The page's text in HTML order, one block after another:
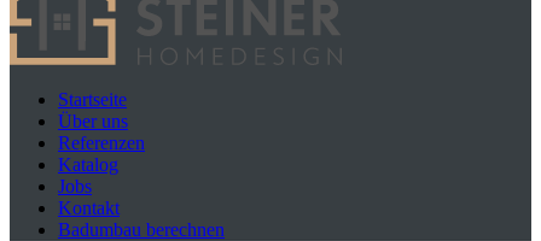
Startseite
Über uns
Referenzen
Katalog
Jobs
Kontakt
Badumbau berechnen